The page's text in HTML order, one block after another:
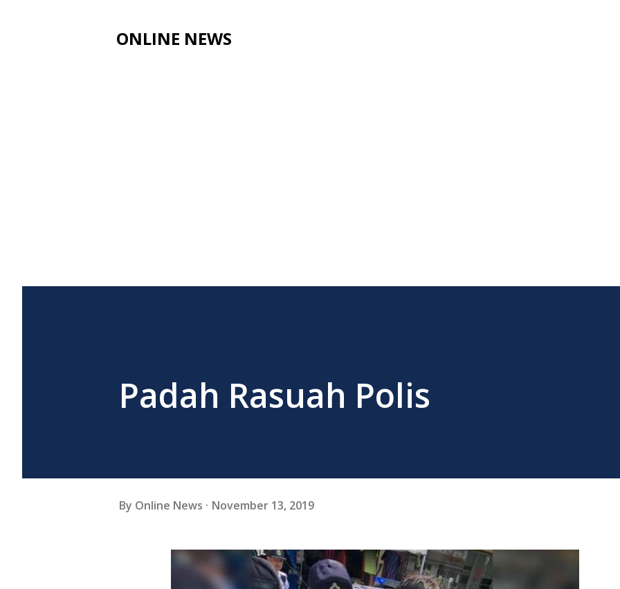
ONLINE NEWS
Padah Rasuah Polis
By Online News November 13, 2019